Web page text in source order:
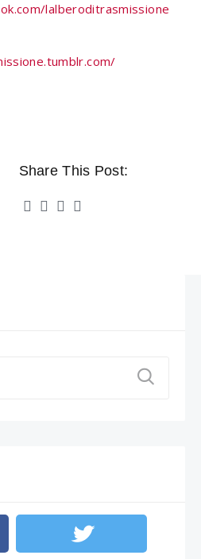
lalberoditrasmissione
Share This Post: